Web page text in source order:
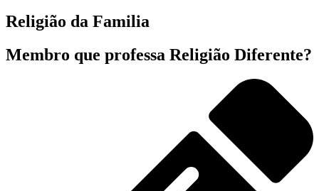
Religião da Familia
Membro que professa Religião Diferente?